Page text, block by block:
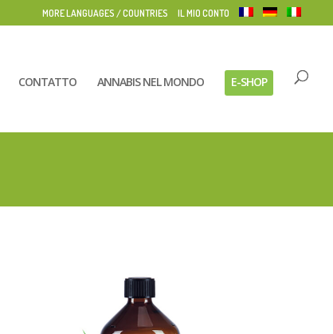
MORE LANGUAGES / COUNTRIES IL MIO CONTO
CONTATTO ANNABIS NEL MONDO E-SHOP